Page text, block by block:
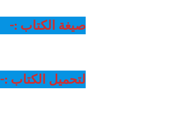
صيغة الكتاب :-
لتحميل الكتاب :-